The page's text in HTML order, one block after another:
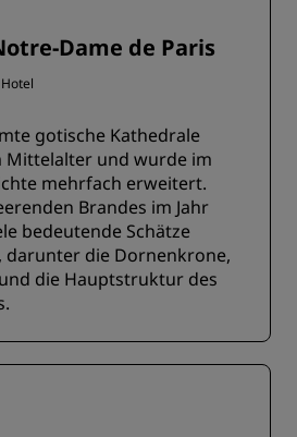
Dame de Paris
gotische Kathedrale
Mittelalter und wurde im
mehrfach erweitert.
Brandes im Jahr
bedeutende Schätze
die Dornenkrone,
die Hauptstruktur des